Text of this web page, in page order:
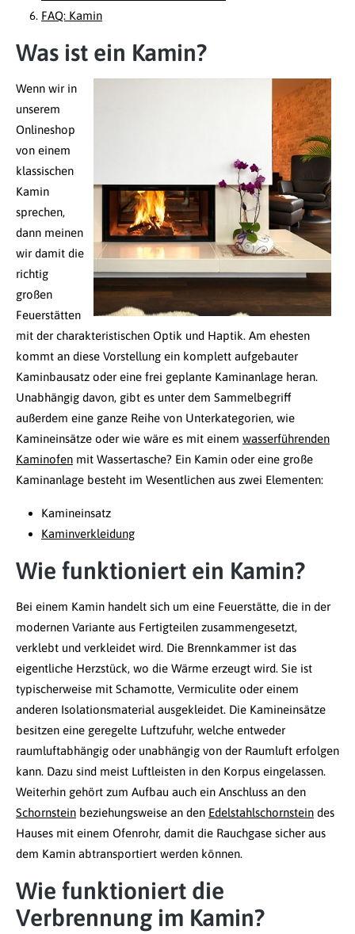
FAQ: Kamin
Was ist ein Kamin?
Wenn wir in
unserem
Onlineshop
von einem
klassischen
Kamin
sprechen,
dann meinen
wir damit die
richtig
großen
Feuerstätten
mit der charakteristischen Optik und Haptik. Am ehesten
kommt an diese Vorstellung ein komplett aufgebauter
Kaminbausatz oder eine frei geplante Kaminanlage heran.
Unabhängig davon, gibt es unter dem Sammelbegriff
außerdem eine ganze Reihe von Unterkategorien, wie
Kamineinsätze oder wie wäre es mit einem wasserführenden
Kaminofen mit Wassertasche? Ein Kamin oder eine große
Kaminanlage besteht im Wesentlichen aus zwei Elementen:
Kamineinsatz
Kaminverkleidung
Wie funktioniert ein Kamin?
Bei einem Kamin handelt sich um eine Feuerstätte, die in der
modernen Variante aus Fertigteilen zusammengesetzt,
verklebt und verkleidet wird. Die Brennkammer ist das
eigentliche Herzstück, wo die Wärme erzeugt wird. Sie ist
typischerweise mit Schamotte, Vermiculite oder einem
anderen Isolationsmaterial ausgekleidet. Die Kamineinsätze
besitzen eine geregelte Luftzufuhr, welche entweder
raumluftabhängig oder unabhängig von der Raumluft erfolgen
kann. Dazu sind meist Luftleisten in den Korpus eingelassen.
Weiterhin gehört zum Aufbau auch ein Anschluss an den
Schornstein beziehungsweise an den Edelstahlschornstein des
Hauses mit einem Ofenrohr, damit die Rauchgase sicher aus
dem Kamin abtransportiert werden können.
Wie funktioniert die
Verbrennung im Kamin?